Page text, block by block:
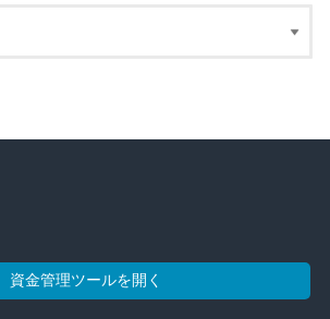
資金管理ツールを開く